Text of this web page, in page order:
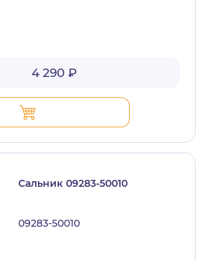
4 290 ₽
Сальник 09283-50010
09283-50010